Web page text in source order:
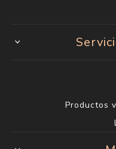
Productos